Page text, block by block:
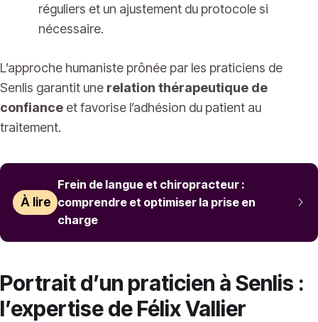
réguliers et un ajustement du protocole si
nécessaire.
L’approche humaniste prônée par les praticiens de
Senlis garantit une relation thérapeutique de
confiance et favorise l’adhésion du patient au
traitement.
À lire
Frein de langue et chiropracteur :
comprendre et optimiser la prise en
charge
Portrait d’un praticien à Senlis :
l’expertise de Félix Vallier